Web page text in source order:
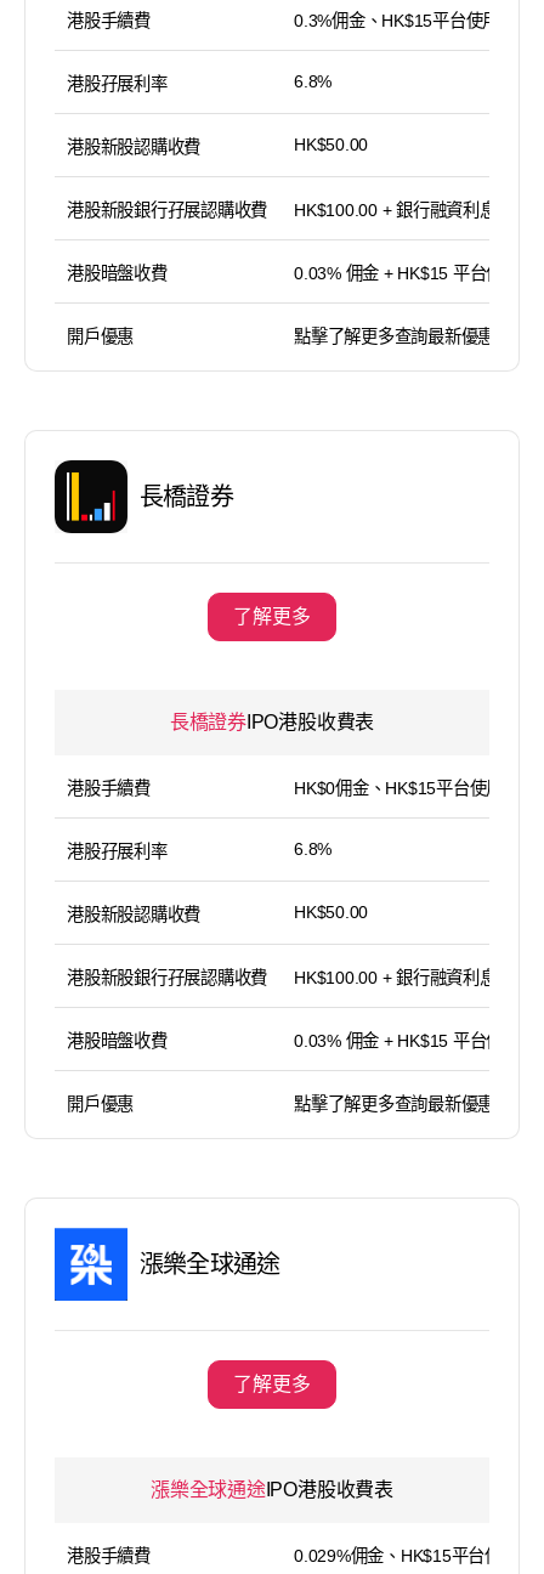
港股手續費 0.3%佣金、HK$15平台使用費
港股孖展利率 6.8%
港股新股認購收費 HK$50.00
港股新股銀行孖展認購收費 HK$100.00 + 銀行融資利息
港股暗盤收費 0.03% 佣金 + HK$15 平台使用費
開戶優惠 點擊了解更多查詢最新優惠
長橋證券
了解更多
長橋證券IPO港股收費表
港股手續費 HK$0佣金、HK$15平台使用費
港股孖展利率 6.8%
港股新股認購收費 HK$50.00
港股新股銀行孖展認購收費 HK$100.00 + 銀行融資利息
港股暗盤收費 0.03% 佣金 + HK$15 平台使用費
開戶優惠 點擊了解更多查詢最新優惠
漲樂全球通途
了解更多
漲樂全球通途IPO港股收費表
港股手續費 0.029%佣金、HK$15平台使用費